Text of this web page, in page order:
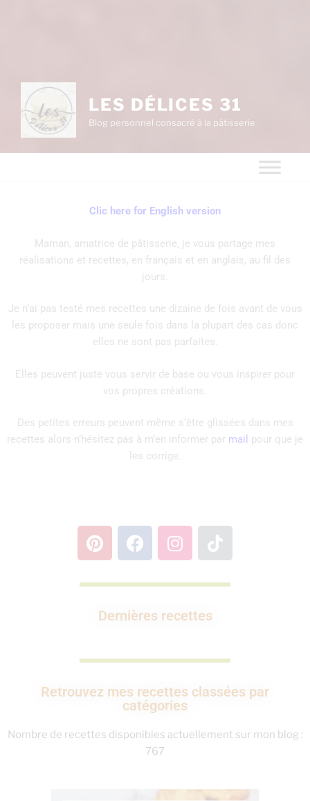
LES DÉLICES 31
Blog personnel consacré à la pâtisserie
Clic here for English version
Maman, amatrice de pâtisserie, je vous partage mes
réalisations et recettes, en français et en anglais, au fil des
jours.
Je n’ai pas testé mes recettes une dizaine de fois avant de vous
les proposer mais une seule fois dans la plupart des cas donc
elles ne sont pas parfaites.
Elles peuvent juste vous servir de base ou vous inspirer pour
vos propres créations.
Des petites erreurs peuvent même s’être glissées dans mes
recettes alors n’hésitez pas à m’en informer par mail pour que je
les corrige.
Dernières recettes
Retrouvez mes recettes classées par
catégories
Nombre de recettes disponibles actuellement sur mon blog :
767